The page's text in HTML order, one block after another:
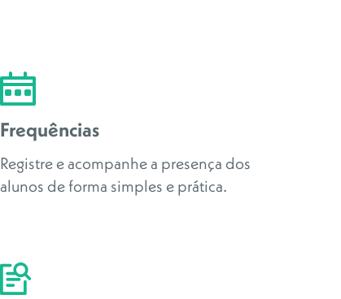
Frequências
Registre e acompanhe a presença dos
alunos de forma simples e prática.